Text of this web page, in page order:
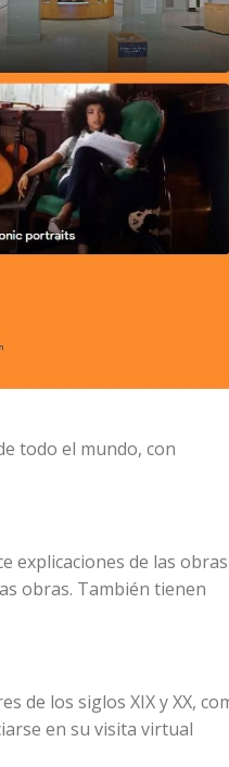
todo el mundo, con
explicaciones de las
obras. También tienen
de los siglos XIX y XX,
en su visita virtual